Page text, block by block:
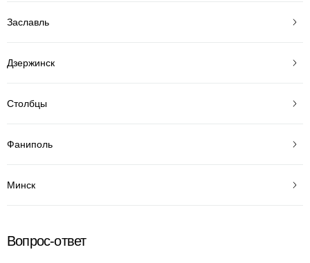
Заславль
Дзержинск
Столбцы
Фаниполь
Минск
Вопрос-ответ